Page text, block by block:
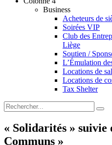
Business
Acheteurs de
Soirées VIP
Club des
Liège
Soutien /
L’Émulation
Locations de
Locations de
Tax Shelter
« Solidarités » suivie
Communs »